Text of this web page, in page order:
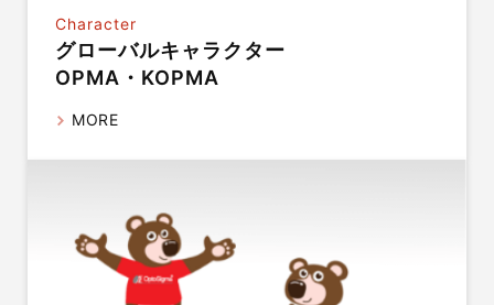
Character
グローバルキャラクター
OPMA・KOPMA
MORE